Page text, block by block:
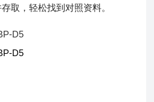
取，轻松找到对照资料。